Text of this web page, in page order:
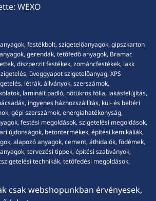
WEXO
festékbolt, szigetelőanyagok, gipszkarton
gerendák, tetőfedő anyagok, Bramac
diszperzit festékek, zománcfestékek, lakk
üveggyapot szigetelőanyag, XPS
létrák, állványok, szerszámok,
laminált padló, hőtükrös fólia, lakásfelújítás,
ingyenes házhozszállítás, kül- és beltéri
gépi szerszámok, energiahatékonyság,
festési megoldások, szigetelési megoldások,
újdonságok, betontermékek, építési kemikáliák,
alapozó anyagok, cement, áthidalók, födémek,
tervezési tippek, építési szabványok,
technikák, tetőfedési megoldások,
csak webshopunkban érvényesek,